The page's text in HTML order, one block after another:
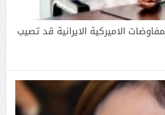
الاميركية الايرانية قد تصيب